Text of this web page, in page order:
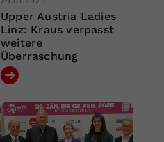
Upper Austria Ladies
Linz: Kraus verpasst
weitere
Überraschung